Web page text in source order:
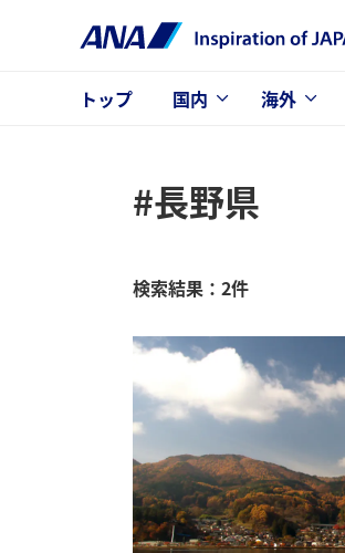
トップ 国内 海外
#長野県
検索結果：2件